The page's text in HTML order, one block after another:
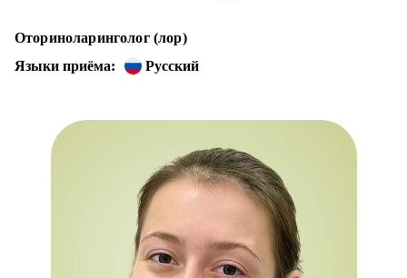
Оториноларинголог (лор)
Языки приёма:
Русский